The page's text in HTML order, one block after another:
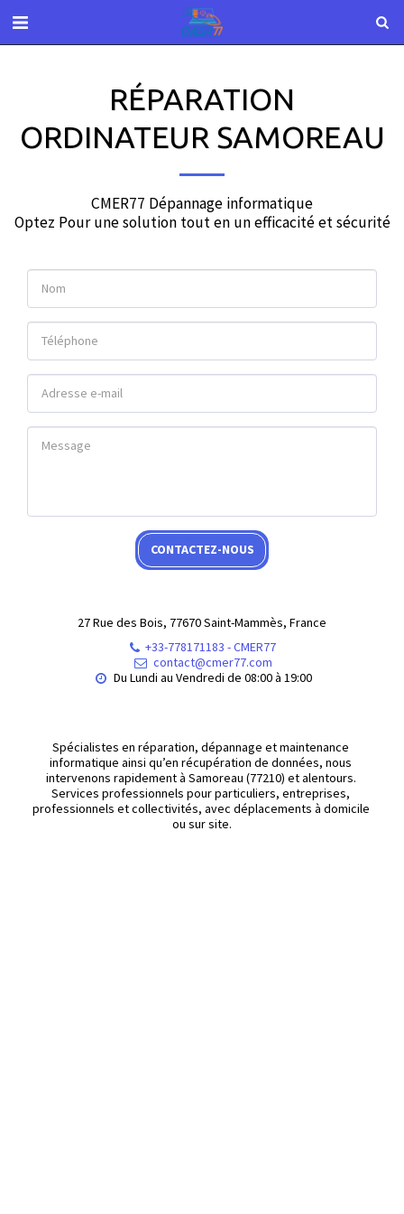
RÉPARATION
ORDINATEUR SAMOREAU
CMER77 Dépannage informatique
Optez Pour une solution tout en un efficacité et sécurité
CONTACTEZ-NOUS
27 Rue des Bois, 77670 Saint-Mammès, France
+33-778171183 -CMER77
contact@cmer77.com
Du Lundi au Vendredi de 08:00 à 19:00
Spécialistes en réparation, dépannage et maintenance
informatique ainsi qu’en récupération de données, nous
intervenons rapidement à Samoreau (77210) et alentours.
Services professionnels pour particuliers, entreprises,
professionnels et collectivités, avec déplacements à domicile
ou sur site.